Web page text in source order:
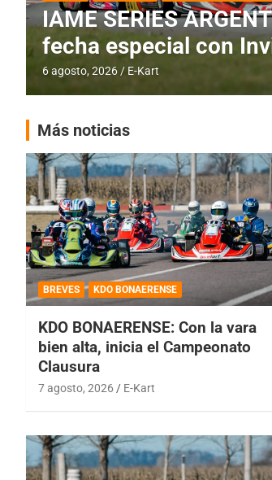
IAME SERIES
fecha con Invitados
4 agosto, 2026 E-Kart
Más noticias
BREVES KDO BONAERENSE
KDO BONAERENSE: Con la vara
bien alta, inicia el Campeonato
Clausura
7 agosto, 2026 E-Kart